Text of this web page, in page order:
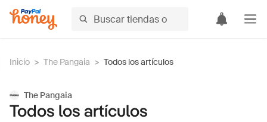
Inicio > The Pangaia > Todos los artículos
The Pangaia
Todos los artículos